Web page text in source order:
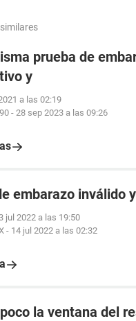
prueba de
y
a las 02:19
- 28 sep 2023 a las 09:26
embarazo inválido
jul 2022 a las 19:50
- 14 jul 2022 a las 02:32
la ventana del